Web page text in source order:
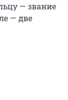
— звание
— две